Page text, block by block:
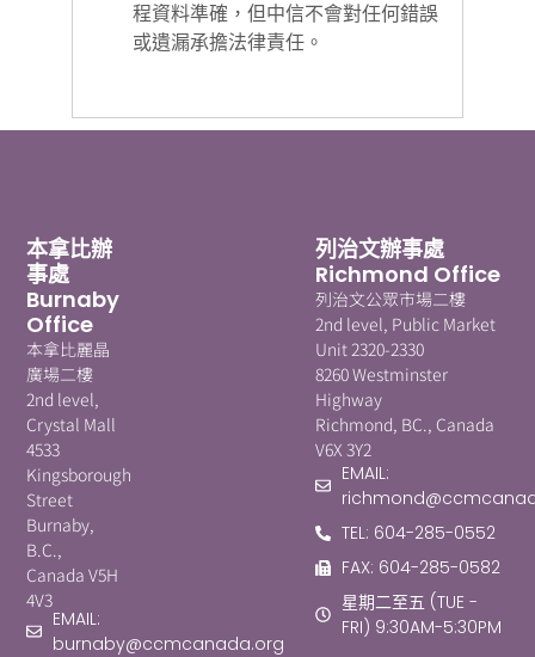
程資料準確，但中信不會對任何錯誤
或遺漏承擔法律責任。
本拿比辦
事處
Burnaby
Office
本拿比麗晶
廣場二樓
2nd level,
Crystal Mall
4533
Kingsborough
Street
Burnaby,
B.C.,
Canada V5H
4V3
EMAIL:
burnaby@ccmcanada.org
列治文辦事處
Richmond Office
列治文公眾市場二樓
2nd level, Public Market
Unit 2320-2330
8260 Westminster
Highway
Richmond, BC., Canada
V6X 3Y2
EMAIL:
TEL: 604-285-0552
FAX: 604-285-0582
星期二至五 (TUE -
FRI) 9:30AM-5:30PM